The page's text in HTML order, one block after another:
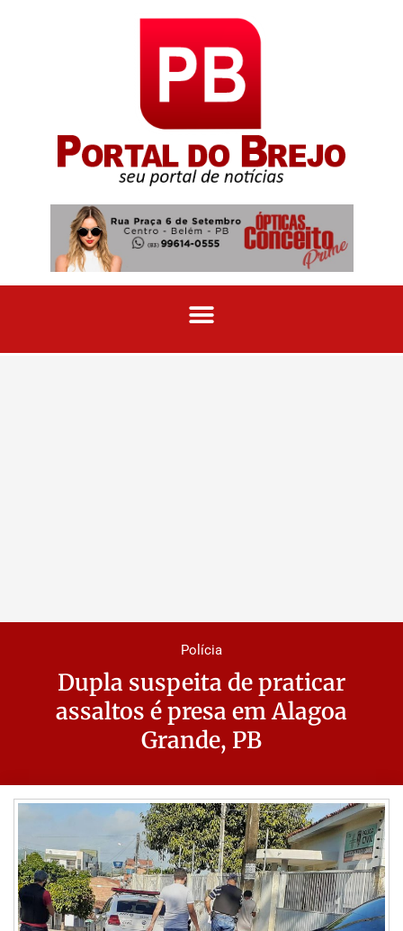
Polícia
Dupla suspeita de praticar
assaltos é presa em Alagoa
Grande, PB